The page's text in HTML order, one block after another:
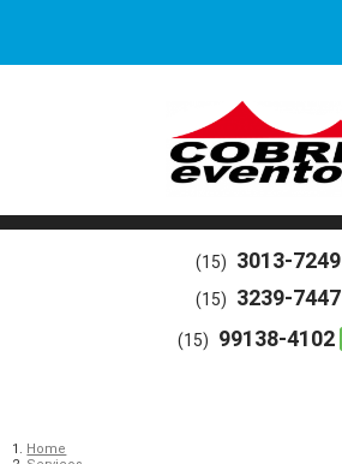
(15) 3013-7249
(15) 3239-7447
(15) 99138-4102
Home